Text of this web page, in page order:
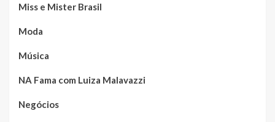
Miss e Mister Brasil
Moda
Música
NA Fama com Luiza Malavazzi
Negócios